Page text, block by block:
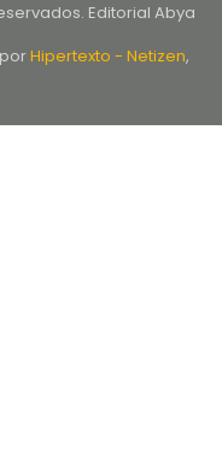
Editorial Abya
Hipertexto - Netizen,